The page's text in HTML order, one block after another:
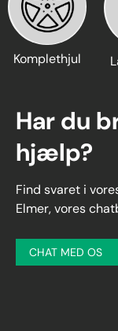
Komplethjul
Har du
hjælp?
Find svaret i
Elmer, vores
CHAT MED OS